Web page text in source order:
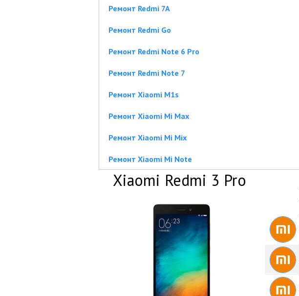
Ремонт Redmi 7A
Ремонт Redmi Go
Ремонт Redmi Note 6 Pro
Ремонт Redmi Note 7
Ремонт Xiaomi M1s
Ремонт Xiaomi Mi Max
Ремонт Xiaomi Mi Mix
Ремонт Xiaomi Mi Note
Xiaomi Redmi 3 Pro